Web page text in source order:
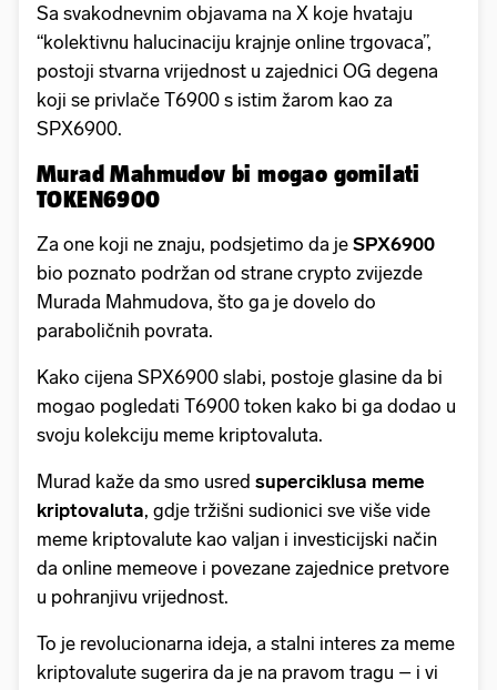
Sa svakodnevnim objavama na X koje hvataju
“kolektivnu halucinaciju krajnje online trgovaca”,
postoji stvarna vrijednost u zajednici OG degena
koji se privlače T6900 s istim žarom kao za
SPX6900.
Murad Mahmudov bi mogao gomilati
TOKEN6900
Za one koji ne znaju, podsjetimo da je SPX6900
bio poznato podržan od strane crypto zvijezde
Murada Mahmudova, što ga je dovelo do
paraboličnih povrata.
Kako cijena SPX6900 slabi, postoje glasine da bi
mogao pogledati T6900 token kako bi ga dodao u
svoju kolekciju meme kriptovaluta.
Murad kaže da smo usred superciklusa meme
kriptovaluta, gdje tržišni sudionici sve više vide
meme kriptovalute kao valjan i investicijski način
da online memeove i povezane zajednice pretvore
u pohranjivu vrijednost.
To je revolucionarna ideja, a stalni interes za meme
kriptovalute sugerira da je na pravom tragu – i vi